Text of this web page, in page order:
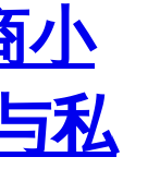
小
私